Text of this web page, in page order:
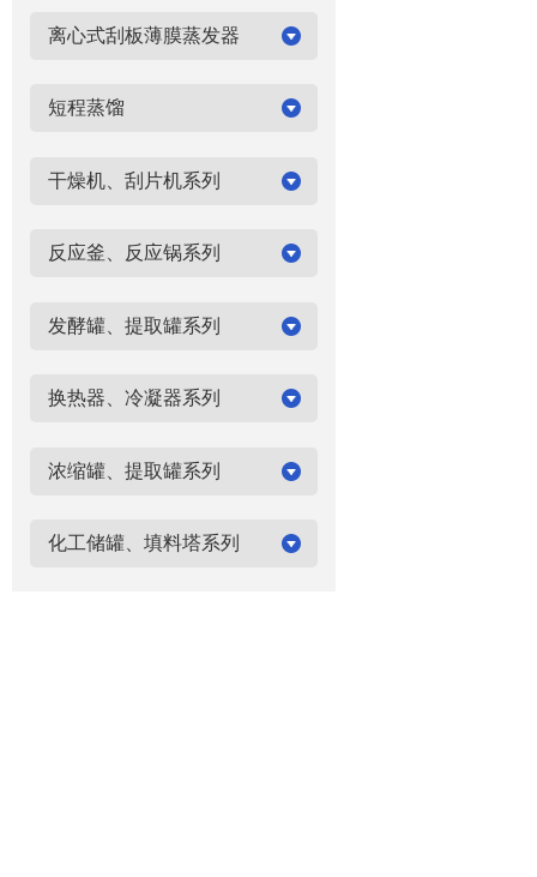
离心式刮板薄膜蒸发器
短程蒸馏
干燥机、刮片机系列
反应釜、反应锅系列
发酵罐、提取罐系列
换热器、冷凝器系列
浓缩罐、提取罐系列
化工储罐、填料塔系列